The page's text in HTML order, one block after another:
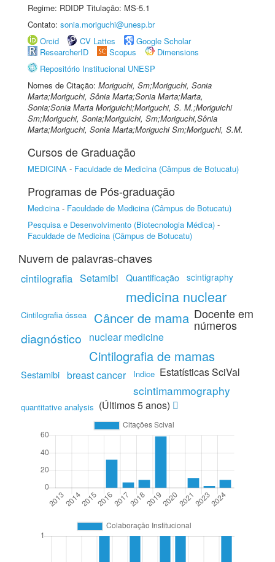
Regime: RDIDP Titulação: MS-5.1
Contato: sonia.moriguchi@unesp.br
Orcid
CV Lattes
Google Scholar
ResearcherID
Scopus
Dimensions
Repositório Institucional UNESP
Nomes de Citação: Moriguchi, Sm;Moriguchi, Sonia
Marta;Moriguchi, Sônia Marta;Sonia Marta;Marta,
Sonia;Sonia Marta Moriguichi;Moriguchi, S. M.;Moriguichi
Sm;Moriguchi, Sonia;Moriguichi, Sm;Moriguchi,Sônia
Marta;Moriguchi, Sonia Marta;Moriguchi Sm;Moriguchi, S.M.
Cursos de Graduação
MEDICINA - Faculdade de Medicina (Câmpus de Botucatu)
Programas de Pós-graduação
Medicina - Faculdade de Medicina (Câmpus de Botucatu)
Pesquisa e Desenvolvimento (Biotecnologia Médica) -
Faculdade de Medicina (Câmpus de Botucatu)
Nuvem de palavras-chaves
cintilografia Setamibi Quantificação scintigraphy
medicina nuclear
Cintilografia óssea Câncer de mama
diagnóstico nuclear medicine
Cintilografia de mamas
Sestamibi breast cancer Indice
scintimammography
quantitative analysis
Docente em
números
Estatísticas SciVal
(Últimos 5 anos)